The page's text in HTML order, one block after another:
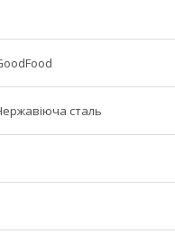
сталь